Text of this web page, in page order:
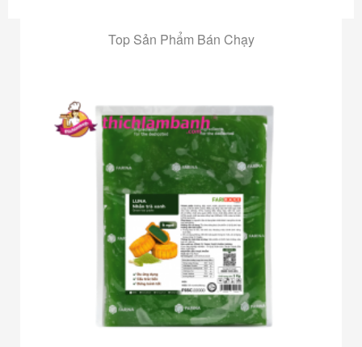
Top Sản Phẩm Bán Chạy